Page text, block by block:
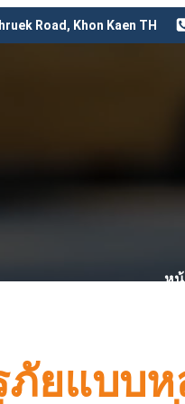
Road, Khon Kaen TH
ห
ยแบบห